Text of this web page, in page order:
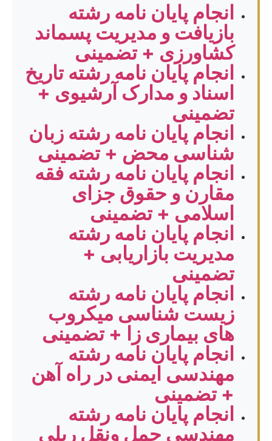
انجام پایان نامه رشته
بازیافت و مدیریت پسماند
کشاورزی + تضمینی
انجام پایان نامه رشته تاریخ
اسناد و مدارک آرشیوی +
تضمینی
انجام پایان نامه رشته زبان
شناسی محض + تضمینی
انجام پایان نامه رشته فقه
مقارن و حقوق جزای
اسلامی + تضمینی
انجام پایان نامه رشته
مدیریت بازاریابی +
تضمینی
انجام پایان نامه رشته
زیست شناسی میکروب
های بیماری زا + تضمینی
انجام پایان نامه رشته
مهندسی ایمنی در راه آهن
+ تضمینی
انجام پایان نامه رشته
مهندسی حمل ونقل ریلی